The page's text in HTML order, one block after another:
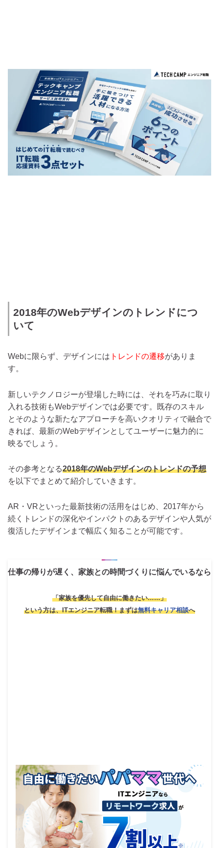
2018年のWebデザインのトレンドにつ
いて
Webに限らず、デザインには トレンドの遷移がありま
す。
新しいテクノロジーが登場した時には、それを巧みに取り
入れる技術もWebデザインでは必要です。既存のスキル
とそのような新たなアプローチを高いクオリティで融合で
きれば、最新のWebデザインとしてユーザーに魅力的に
映るでしょう。
その参考となる2018年のWebデザインのトレンドの予想
を以下でまとめて紹介していきます。
AR・VRといった最新技術の活用をはじめ、2017年から
続くトレンドの深化やインパクトのあるデザインや人気が
復活したデザインまで幅広く知ることが可能です。
仕事の帰りが遅く、家族との時間づくりに悩んでいるなら
「家族を優先して自由に働きたい……」
という方は、ITエンジニア転職！まずは無料キャリア相談へ